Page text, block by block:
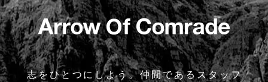
志をひとつにしよう。仲間であるスタッフ